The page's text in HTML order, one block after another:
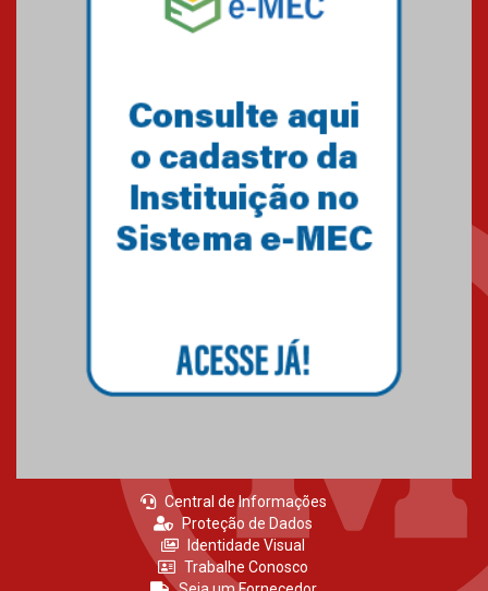
Como o Colégio Mackenzie
Brasília prepara seus
Como os pais podem investir
na educação dos filhos além da
escola
docentes para debater
inovação e desafios da
educação superior
04.08.2026
Central de Informações
Proteção de Dados
Identidade Visual
Trabalhe Conosco